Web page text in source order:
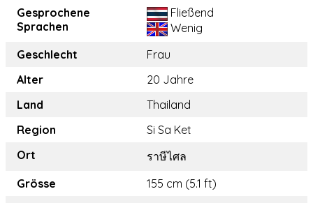
Gesprochene
Sprachen
Fließend
Wenig
Geschlecht
Frau
Alter
20 Jahre
Land
Thailand
Region
Si Sa Ket
Ort
ราษีไศล
Grösse
155 cm (5.1 ft)